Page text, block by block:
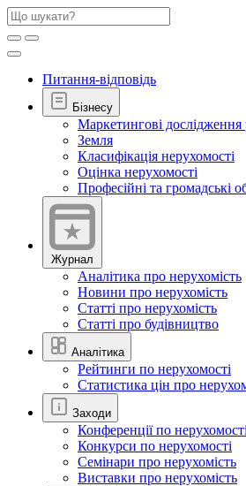
Питання-відповідь
Бізнесу
Маркетингові дослідження
Земля
Класифікація нерухомості
Оцінка нерухомості
Професійні та громадські
Журнал
Аналітика про нерухомість
Новини про нерухомість
Статті про нерухомість
Статті про будівництво
Аналітика
Рейтинги по нерухомості
Статистика цін про
Заходи
Конференції по нерухомості
Конкурси по нерухомості
Семінари про нерухомість
Виставки про нерухомість